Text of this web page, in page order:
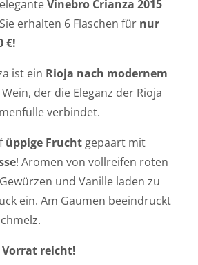
Vinebro Crianza 2015
erhalten 6 Flaschen für nur
€!
ist ein Rioja nach modernem
der die Eleganz der Rioja
verbindet.
üppige Frucht gepaart mit
! Aromen von vollreifen roten
und Vanille laden zu
ein. Am Gaumen beeindruckt
Vorrat reicht!